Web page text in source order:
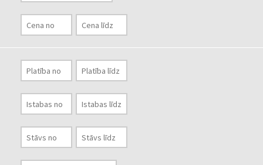
Kontakti